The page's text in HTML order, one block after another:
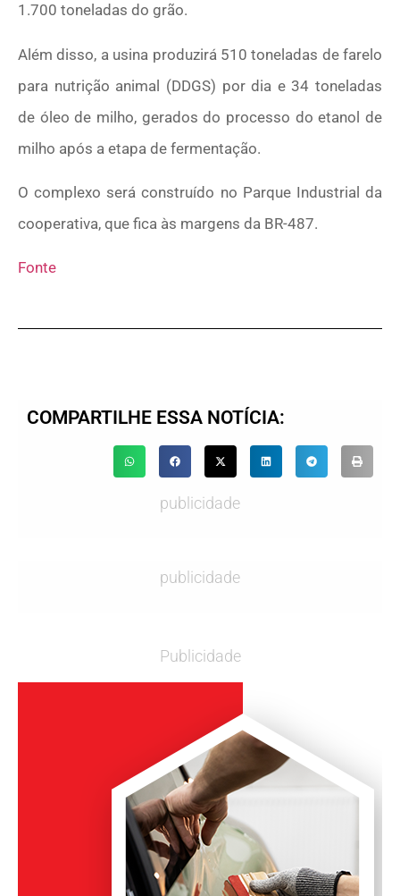
1.700 toneladas do grão.
Além disso, a usina produzirá 510 toneladas de farelo
para nutrição animal (DDGS) por dia e 34 toneladas
de óleo de milho, gerados do processo do etanol de
milho após a etapa de fermentação.
O complexo será construído no Parque Industrial da
cooperativa, que fica às margens da BR-487.
Fonte
COMPARTILHE ESSA NOTÍCIA:
publicidade
publicidade
Publicidade